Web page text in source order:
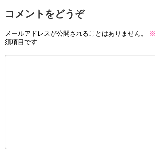
コメントをどうぞ
メールアドレスが公開されることはありません。 ※
須項目です